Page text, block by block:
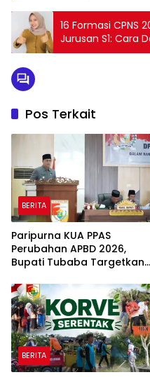
16 Formasi CPNS
Jurusan S1: Cara
Pendaftarannya
Pos Terkait
BERITA
Paripurna KUA PPAS
Perubahan APBD 2026,
Bupati Tubaba Targetkan
Rp820,3 Miliar
BERITA